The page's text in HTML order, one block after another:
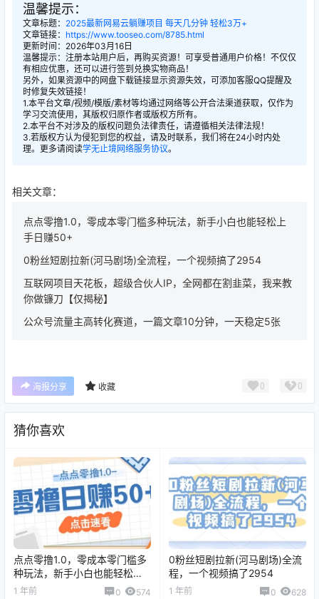
温馨提示：
文章标题： 2025最新网易云躺赚项目 每天几分钟 轻松3万+
文章链接： https://www.tooseo.com/8785.html
更新时间：2026年03月16日
温馨提示：注册本站用户后，再购买资源！可享受普通用户价格！不仅仅
有相应优惠，还可以进行签到兑换实物商品！
另外，如果资源中的网盘下载链接显示资源失效，可添加客服QQ提醒及
时修复失效链接！
1.本平台文章/视频/模版/素材等均通过网络等公开合法渠道获取，仅作为
学习交流使用，其版权归原作者或版权方所有。
2.本平台不对涉及的版权问题负法律责任，请遵循相关法律法规！
3.若版权方认为侵犯到您的权益，请及时联系，我们将在24小时内处
理。更多请阅读学无止境网络服务协议。
相关文章：
点点零撸1.0，零成本零门槛多种玩法，新手小白也能轻松上
手日赚50+
0粉丝短剧拉新(河马剧场)全流程，一个视频搞了2954
互联网项目天花板，超级合伙人IP，全网都在割韭菜，我来教
你做镰刀【仅揭秘】
公众号流量主高转化赛道，一篇文章10分钟，一天稳定5张
海报分享 收藏 0 0
猜你喜欢
点点零撸1.0，零成本零门槛多
种玩法，新手小白也能轻松上
手日赚50+
1 年前 0 574
0粉丝短剧拉新(河马剧场)全流
程，一个视频搞了2954
1 年前 0 628